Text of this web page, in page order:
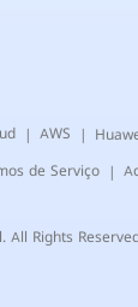
AWS
de Serviço |
All Rights